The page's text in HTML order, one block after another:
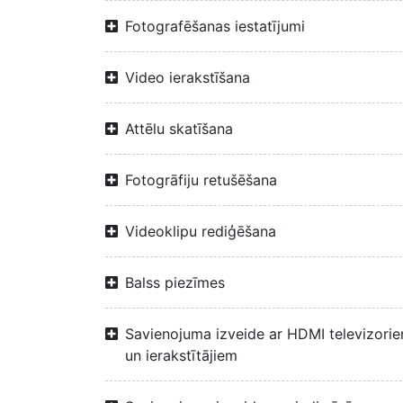
Fotografēšanas iestatījumi
Video ierakstīšana
Attēlu skatīšana
Fotogrāfiju retušēšana
Videoklipu rediģēšana
Balss piezīmes
Savienojuma izveide ar HDMI
un ierakstītājiem